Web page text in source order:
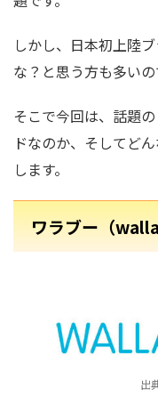
しかし、日本初上陸
な？と思う方も多いの
そこで今回は、話題
ドなのか、そしてど
します。
ワラブー（
出